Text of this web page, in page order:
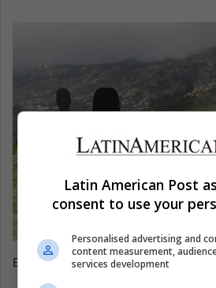
EFE@Luis Eduardo Noriega A
Latin American Post
consent to use your
Personalised advertising and
content measurement,
services development